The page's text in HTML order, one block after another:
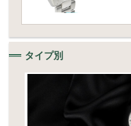
タイプ別